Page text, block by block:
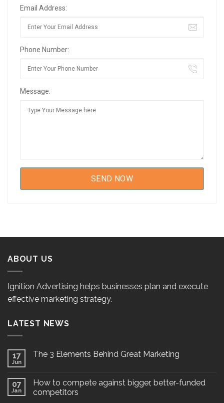
Email Address:
Phone Number:
Message:
ABOUT US
Ignition Advertising helps businesses plan and execute
effective marketing strategy.
LATEST NEWS
17
Jun
The 3 Elements Behind Great Marketing
07
Jan
How to compete against bigger, better-funded
competitors